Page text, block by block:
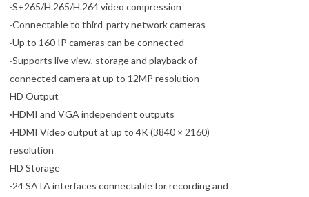
·S+265/H.265/H.264 video compression
·Connectable to third-party network cameras
·Up to 160 IP cameras can be connected
·Supports live view, storage and playback of
connected camera at up to 12MP resolution
HD Output
·HDMI and VGA independent outputs
·HDMI Video output at up to 4K (3840 × 2160)
resolution
HD Storage
·24 SATA interfaces connectable for recording and